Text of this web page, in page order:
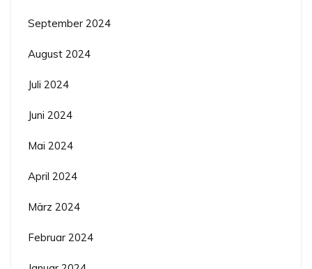
September 2024
August 2024
Juli 2024
Juni 2024
Mai 2024
April 2024
März 2024
Februar 2024